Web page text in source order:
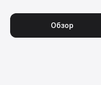
ОбзорПодробнее